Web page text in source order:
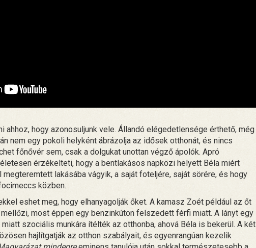
ahhoz, hogy azonosuljunk vele. Állandó elégedetlensége érthető, még
nem egy pokoli helyként ábrázolja az idősek otthonát, és nincs
főnővér sem, csak a dolgukat unottan végző ápolók. Apró
érzékelteti, hogy a bentlakásos napközi helyett Béla miért
megteremtett lakásába vágyik, a saját foteljére, saját sörére, és hogy
közben.
eshet meg, hogy elhanyagolják őket. A kamasz Zoét például az őt
most éppen egy benzinkúton felszedett férfi miatt. A lányt egy
szociális munkára ítélték az otthonba, ahová Béla is bekerül. A két
hajlítgatják az otthon szabályait, és egyenrangúan kezelik